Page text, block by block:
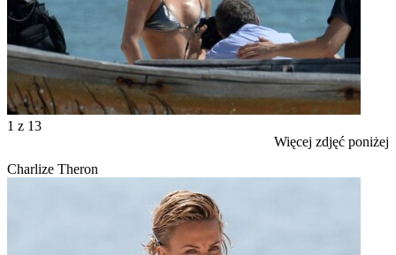
1 z 13
Więcej zdjęć poniżej
Charlize Theron